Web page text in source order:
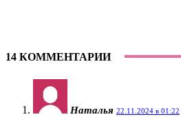
14 КОММЕНТАРИИ
Наталья 22.11.2024 в 01:22